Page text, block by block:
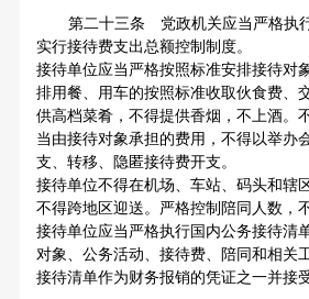
第二十三条 党政机关应当严格执
实行接待费支出总额控制制度。
接待单位应当严格按照标准安排接待对
排用餐、用车的按照标准收取伙食费、
供高档菜肴，不得提供香烟，不上酒。
当由接待对象承担的费用，不得以举办
支、转移、隐匿接待费开支。
接待单位不得在机场、车站、码头和辖
不得跨地区迎送。严格控制陪同人数，
接待单位应当严格执行国内公务接待清
对象、公务活动、接待费、陪同和相关
接待清单作为财务报销的凭证之一并接